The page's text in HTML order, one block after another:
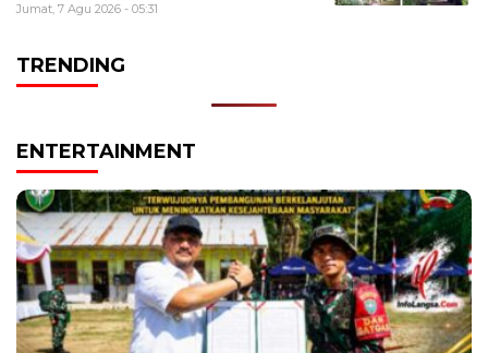
Jumat, 7 Agu 2026 - 05:31
TRENDING
ENTERTAINMENT